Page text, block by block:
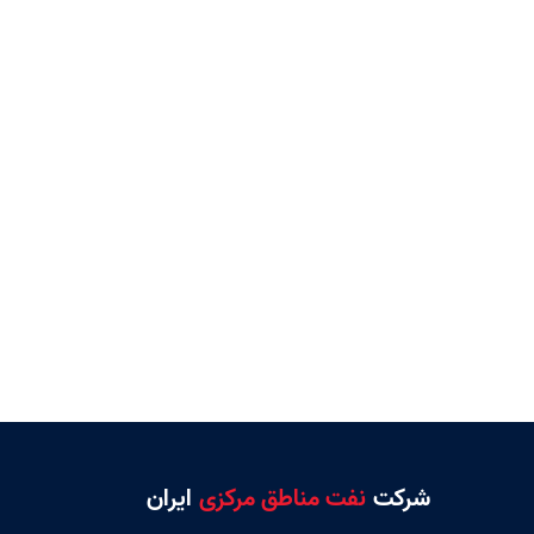
شرکتنفت مناطق مرکزی ایران